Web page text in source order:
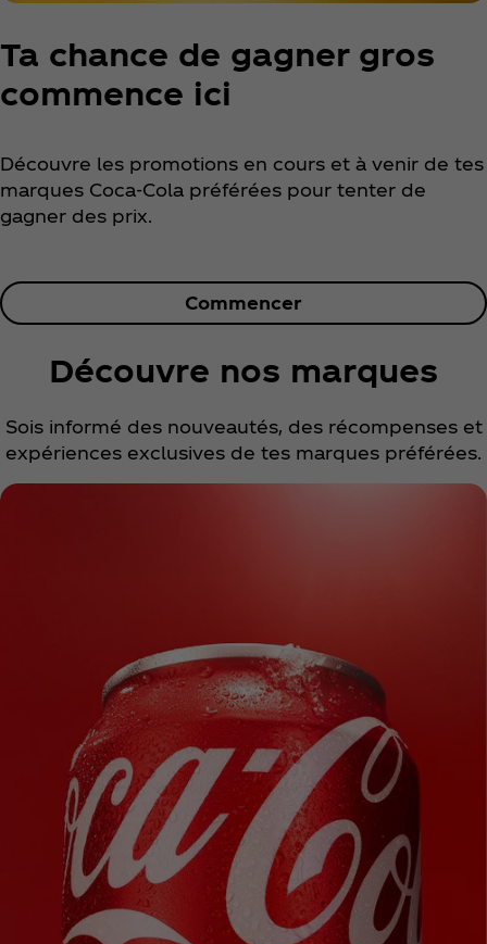
Ta chance de gagner gros
commence ici
Découvre les promotions en cours et à venir de tes
marques Coca‑Cola préférées pour tenter de
gagner des prix.
Commencer
Découvre nos marques
Sois informé des nouveautés, des récompenses et
expériences exclusives de tes marques préférées.